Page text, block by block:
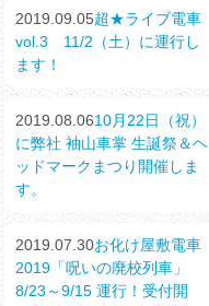
2019.09.05超★ライブ電車
vol.3 11/2（土）に運行し
ます！
2019.08.0610月22日（祝）
に弊社 袖山車掌 生誕祭＆ヘ
ッドマークまつり開催しま
す。
2019.07.30お化け屋敷電車
2019「呪いの廃校列車」
8/23～9/15 運行！受付開